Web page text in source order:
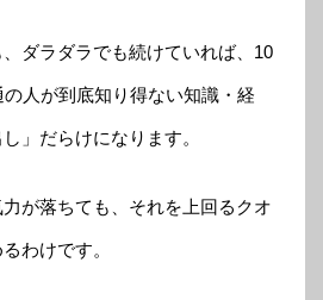
ダラダラでも続けていれば、10
人が到底知り得ない知識・経
」だらけになります。
が落ちても、それを上回るクオ
わけです。